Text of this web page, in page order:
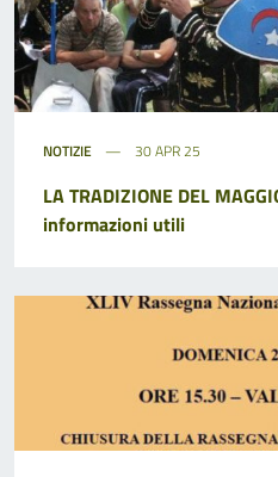
NOTIZIE 30 APR 25
LA TRADIZIONE DEL
informazioni utili